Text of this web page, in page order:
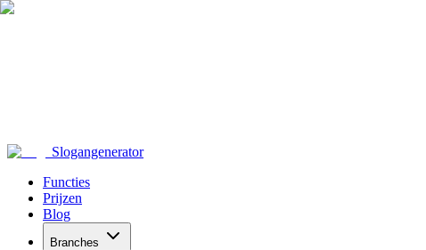
Slogangenerator
Functies
Prijzen
Blog
Branches